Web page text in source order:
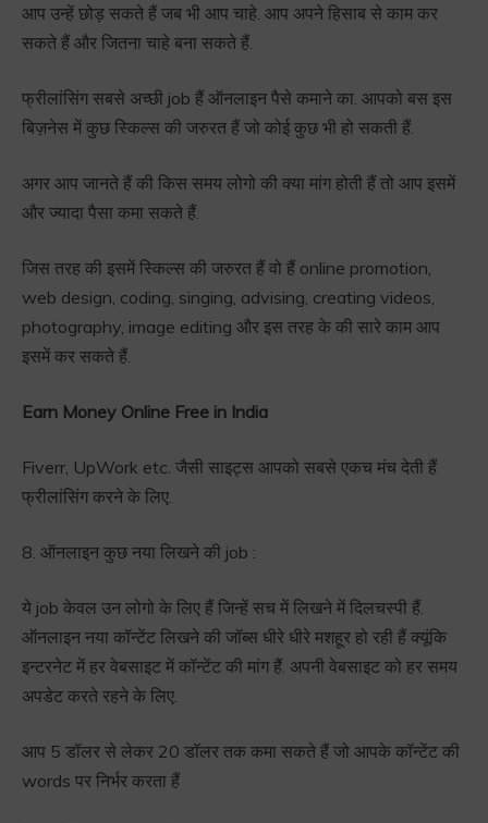
आप उन्हें छोड़ सकते हैं जब भी आप चाहे. आप अपने हिसाब से काम कर
सकते हैं और जितना चाहे बना सकते हैं.
फ्रीलांसिंग सबसे अच्छी job हैं ऑनलाइन पैसे कमाने का. आपको बस इस
बिज़नेस में कुछ स्किल्स की जरुरत हैं जो कोई कुछ भी हो सकती हैं.
अगर आप जानते हैं की किस समय लोगो की क्या मांग होती हैं तो आप इसमें
और ज्यादा पैसा कमा सकते हैं.
जिस तरह की इसमें स्किल्स की जरुरत हैं वो हैं online promotion,
web design, coding, singing, advising, creating videos,
photography, image editing और इस तरह के की सारे काम आप
इसमें कर सकते हैं.
Earn Money Online Free in India
Fiverr, UpWork etc. जैसी साइट्स आपको सबसे एकच मंच देती हैं
फ्रीलांसिंग करने के लिए.
8. ऑनलाइन कुछ नया लिखने की job :
ये job केवल उन लोगो के लिए हैं जिन्हें सच में लिखने में दिलचस्पी हैं.
ऑनलाइन नया कॉन्टेंट लिखने की जॉब्स धीरे धीरे मशहूर हो रही हैं क्यूंकि
इन्टरनेट में हर वेबसाइट में कॉन्टेंट की मांग हैं. अपनी वेबसाइट को हर समय
अपडेट करते रहने के लिए.
आप 5 डॉलर से लेकर 20 डॉलर तक कमा सकते हैं जो आपके कॉन्टेंट की
words पर निर्भर करता हैं